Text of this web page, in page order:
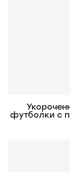
футболки с